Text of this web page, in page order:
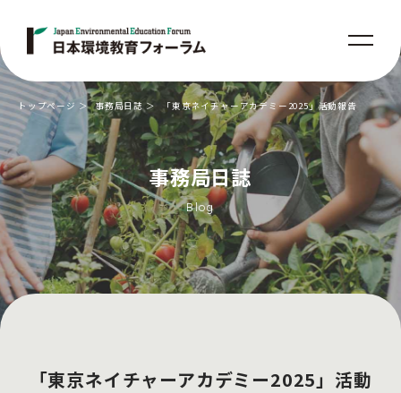
事務局日誌
Blog
トップページ 事務局日誌 「東京ネイチャーアカデミー2025」活動報告
「東京ネイチャーアカデミー2025」活動